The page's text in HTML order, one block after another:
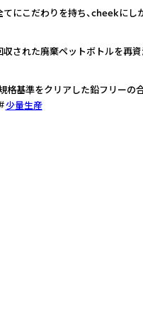
にこだわりを持ち、cheekにし
された廃棄ペットボトルを再
格基準をクリアした鉛フリー
少量生産